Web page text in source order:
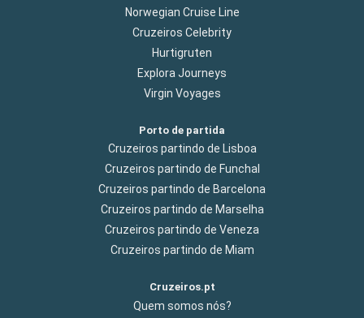
Norwegian Cruise Line
Cruzeiros Celebrity
Hurtigruten
Explora Journeys
Virgin Voyages
Porto de partida
Cruzeiros partindo de Lisboa
Cruzeiros partindo de Funchal
Cruzeiros partindo de Barcelona
Cruzeiros partindo de Marselha
Cruzeiros partindo de Veneza
Cruzeiros partindo de Miam
Cruzeiros.pt
Quem somos nós?